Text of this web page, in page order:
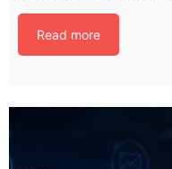
Read more